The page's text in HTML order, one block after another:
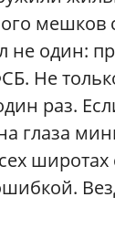
мешков
не один:
Не
раз.
глаза
широтах